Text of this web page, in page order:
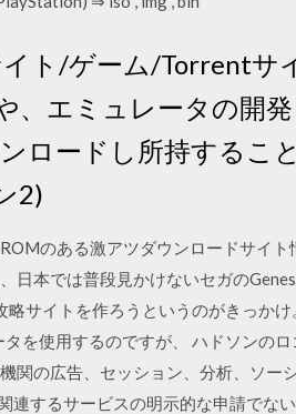
ト/ゲーム/Torrent
、エミュレータの開
ロードし所持するこ
2)
のある激アツダウンロードサイ
日本では普段見かけないセガの
サイトを作ろうというのがきっか
を使用するのですが、 ハドソンの
関の広告、セッション、分析、ソー
連するサービスの明示的な申請でな